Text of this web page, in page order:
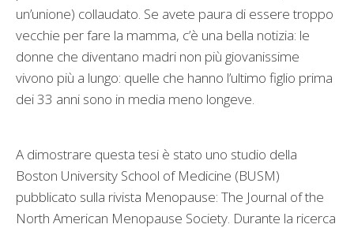
un’unione) collaudato. Se avete paura di essere troppo
vecchie per fare la mamma, c’è una bella notizia: le
donne che diventano madri non più giovanissime
vivono più a lungo: quelle che hanno l’ultimo figlio prima
dei 33 anni sono in media meno longeve.
A dimostrare questa tesi è stato uno studio della
Boston University School of Medicine (BUSM)
pubblicato sulla rivista Menopause: The Journal of the
North American Menopause Society. Durante la ricerca